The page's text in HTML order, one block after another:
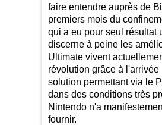
faire entendre auprès de
premiers mois du
qui a eu pour seul résultat
discerne à peine les
Ultimate vivent
révolution grâce à l'arrivée
solution permettant via le
dans des conditions très
Nintendo n'a
fournir.